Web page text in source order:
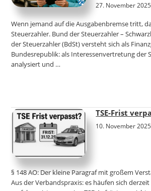
27. November 2025
Wenn jemand auf die Ausgabenbremse tritt,
Steuerzahler. Bund der Steuerzahler –
der Steuerzahler (BdSt) versteht sich als
Bundesrepublik: als Interessenvertretung der
analysiert und …
TSE-Frist
10. November 2025
§ 148 AO: Der kleine Paragraf mit großem
Aus der Verbandspraxis: es häufen sich